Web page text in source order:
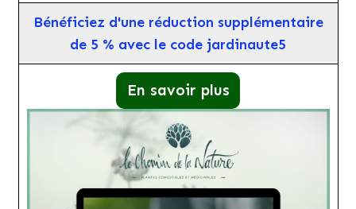
Bénéficiez d'une réduction supplémentaire
de 5 % avec le code jardinaute5
En savoir plus